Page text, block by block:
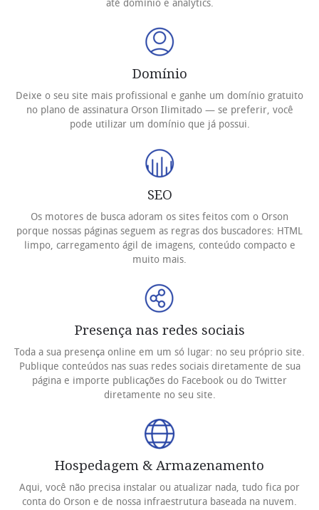
até domínio e analytics.
Domínio
Deixe o seu site mais profissional e ganhe um domínio gratuito
no plano de assinatura Orson Ilimitado — se preferir, você
pode utilizar um domínio que já possui.
SEO
Os motores de busca adoram os sites feitos com o Orson
porque nossas páginas seguem as regras dos buscadores: HTML
limpo, carregamento ágil de imagens, conteúdo compacto e
muito mais.
Presença nas redes sociais
Toda a sua presença online em um só lugar: no seu próprio site.
Publique conteúdos nas suas redes sociais diretamente de sua
página e importe publicações do Facebook ou do Twitter
diretamente no seu site.
Hospedagem & Armazenamento
Aqui, você não precisa instalar ou atualizar nada, tudo fica por
conta do Orson e de nossa infraestrutura baseada na nuvem.